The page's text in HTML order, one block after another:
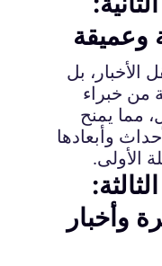
وعميقة
الأخبار، بل
من خبراء
مما يمنح
وأبعادها
الأولى.
وأخبار